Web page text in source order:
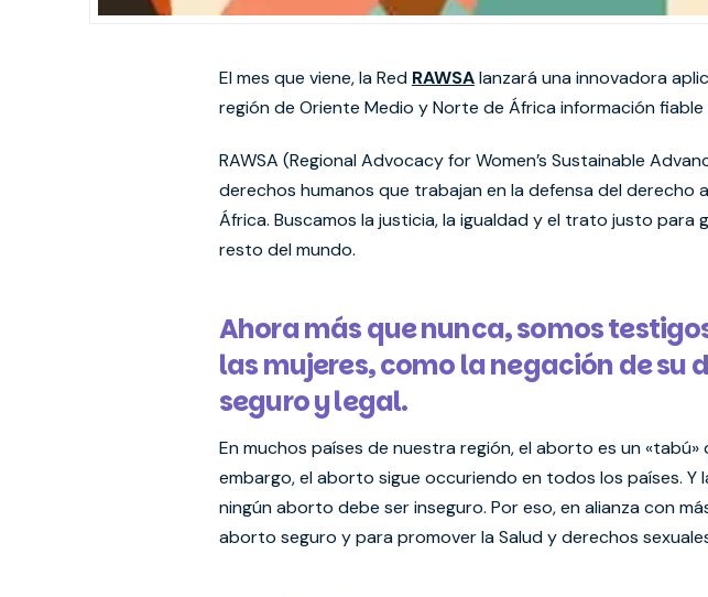
El mes que viene, la Red RAWSAlanzará una innovadora
región de Oriente Medio y Norte de África información
RAWSA (Regional Advocacy for Women’s Sustainable
derechos humanos que trabajan en la defensa del
África. Buscamos la justicia, la igualdad y el trato justo
resto del mundo.
Ahora más que nunca, somos
las mujeres, como la negación de su
seguro y legal.
En muchos países de nuestra región, el aborto es un
embargo, el aborto sigue occuriendo en todos los países.
ningún aborto debe ser inseguro. Por eso, en alianza con
aborto seguro y para promover la Salud y derechos